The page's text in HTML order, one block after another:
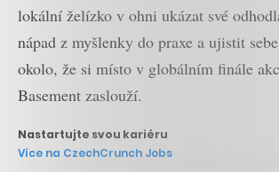
lokální želízko v ohni ukázat své
nápad z myšlenky do praxe a ujistit
okolo, že si místo v globálním finále
Basement zaslouží.
Nastartujte svou kariéru
Více na CzechCrunch Jobs